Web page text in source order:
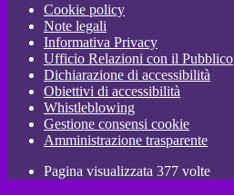
Cookie policy
Note legali
Informativa Privacy
Ufficio Relazioni con il Pubblico
Dichiarazione di accessibilità
Obiettivi di accessibilità
Whistleblowing
Gestione consensi cookie
Amministrazione trasparente
Pagina visualizzata 377 volte